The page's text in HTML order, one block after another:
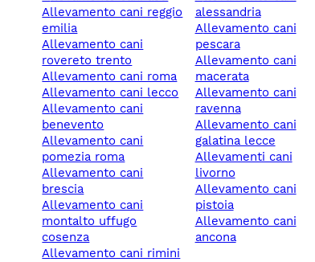
allevamento cani reggio
emilia
allevamento cani
rovereto trento
allevamento cani roma
allevamento cani lecco
allevamento cani
benevento
allevamento cani
pomezia roma
allevamento cani
brescia
allevamento cani
montalto uffugo
cosenza
allevamento cani rimini
alessandria
allevamento cani
pescara
allevamento cani
macerata
allevamento cani
ravenna
allevamento cani
galatina lecce
allevamenti cani
livorno
allevamento cani
pistoia
allevamento cani
ancona